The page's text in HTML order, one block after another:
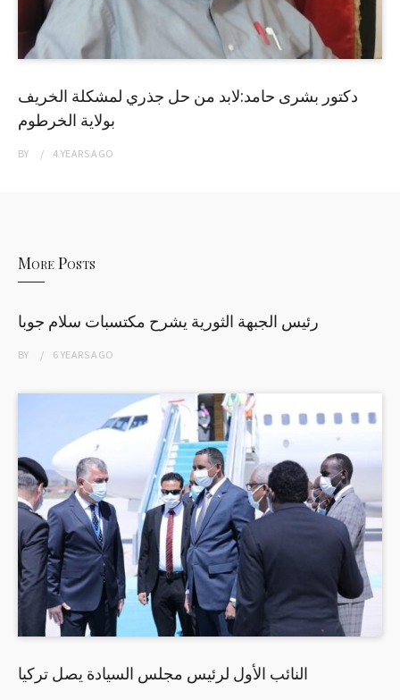
دكتور بشرى حامد:لابد من حل جذري لمشكلة الخريف
بولاية الخرطوم
BY 4 YEARSAGO
More Posts
رئيس الجبهة الثورية يشرح مكتسبات سلام جوبا
BY 6 YEARSAGO
النائب الأول لرئيس مجلس السيادة يصل تركيا